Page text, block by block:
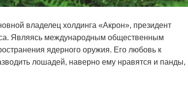
владелец холдинга «Акрон», президент
Являясь международным общественным
ядерного оружия. Его любовь к
лошадей, наверно ему нравятся и панды,